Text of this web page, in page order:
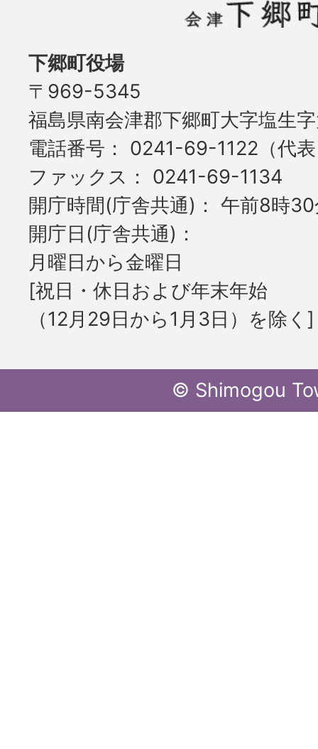
下郷町役場
〒969-5345
福島県南会津郡下郷町大字塩生
電話番号
0241-69-1122（代
ファックス
0241-69-1134
開庁時間(庁舎共通)
午前8時
開庁日(庁舎共通)
月曜日から金曜日
[祝日・休日および年末年始
（12月29日から1月3日）を除く]
© Shimogou